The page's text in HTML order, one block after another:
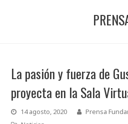
La pasión y fuerza de
proyecta en la Sala
14 agosto, 2020
Prensa